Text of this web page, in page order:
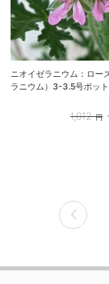
ニオイゼラニウム：ロー
ラニウム）3-3.5号ポッ
1,012 円